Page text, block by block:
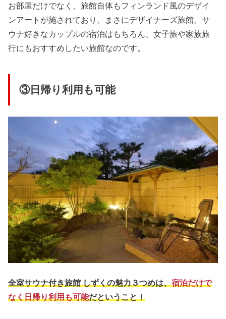
お部屋だけでなく、旅館自体もフィンランド風のデザイ
ンアートが施されており、まさにデザイナーズ旅館。サ
ウナ好きなカップルの宿泊はもちろん、女子旅や家族旅
行にもおすすめしたい旅館なのです。
③日帰り利用も可能
全室サウナ付き旅館 しずくの魅力３つめは、宿泊だけで
なく日帰り利用も可能だということ！